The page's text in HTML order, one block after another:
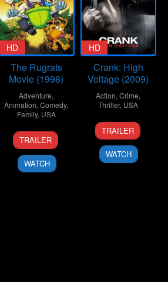
HD
The Rugrats
Movie (1998)
Adventure,
Animation,Comedy,
Family, USA
20
Nov
1998
Norton
Virgien
TRAILER
WATCH
HD
Crank: High
Voltage (2009)
Action,Crime,
Thriller, USA
16
Apr
2009
Mark
Neveldine
TRAILER
WATCH